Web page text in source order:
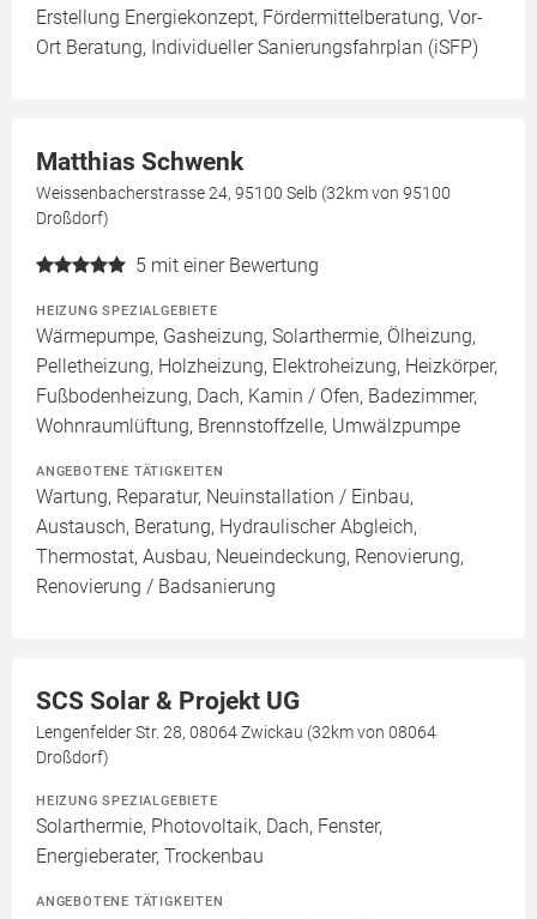
Erstellung Energiekonzept, Fördermittelberatung, Vor-
Ort Beratung, Individueller Sanierungsfahrplan (iSFP)
Matthias Schwenk
Weissenbacherstrasse 24, 95100 Selb (32km von 95100
Droßdorf)
5 mit einer Bewertung
HEIZUNG SPEZIALGEBIETE
Wärmepumpe, Gasheizung, Solarthermie, Ölheizung,
Pelletheizung, Holzheizung, Elektroheizung, Heizkörper,
Fußbodenheizung, Dach, Kamin / Ofen, Badezimmer,
Wohnraumlüftung, Brennstoffzelle, Umwälzpumpe
ANGEBOTENE TÄTIGKEITEN
Wartung, Reparatur, Neuinstallation / Einbau,
Austausch, Beratung, Hydraulischer Abgleich,
Thermostat, Ausbau, Neueindeckung, Renovierung,
Renovierung / Badsanierung
SCS Solar & Projekt UG
Lengenfelder Str. 28, 08064 Zwickau (32km von 08064
Droßdorf)
HEIZUNG SPEZIALGEBIETE
Solarthermie, Photovoltaik, Dach, Fenster,
Energieberater, Trockenbau
ANGEBOTENE TÄTIGKEITEN